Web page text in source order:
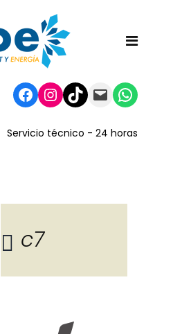
Facebook
Instagram
TikTok
Mail
Servicio técnico - 24 horas
c7